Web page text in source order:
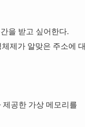
을 받고 싶어한다.
제가 알맞은 주소에 대
공한 가상 메모리를